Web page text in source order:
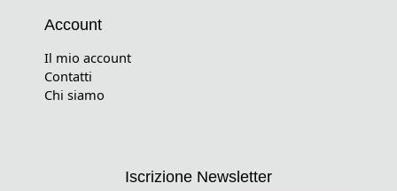
Account
Il mio account
Contatti
Chi siamo
Iscrizione Newsletter